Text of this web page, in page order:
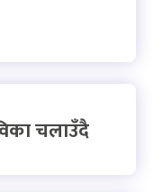
चलाउँदै